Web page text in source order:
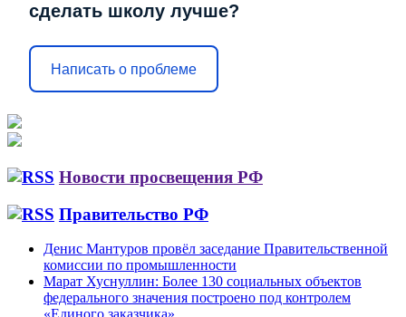
сделать школу лучше?
Написать о проблеме
Новости просвещения РФ
Правительство РФ
Денис Мантуров провёл заседание Правительственной
комиссии по промышленности
Марат Хуснуллин: Более 130 социальных объектов
федерального значения построено под контролем